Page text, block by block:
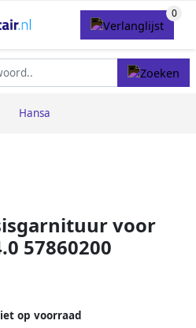
Hansa
voor
57860200
op voorraad